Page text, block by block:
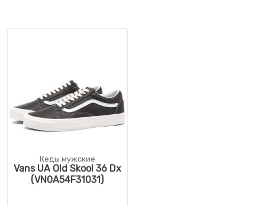
Кеды мужские
Vans UA Old Skool 36 Dx
(VN0A54F31031)